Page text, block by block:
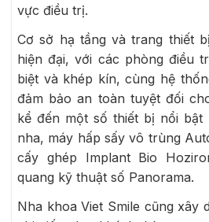
vực điều trị.
Cơ sở hạ tầng và trang thiết
hiện đại, với các phòng điều
biệt và khép kín, cùng hệ
đảm bảo an toàn tuyệt đối
kể đến một số thiết bị nổi
nha, máy hấp sấy vô trùng
cấy ghép Implant Bio
quang kỹ thuật số Panorama.
Nha khoa Viet Smile cũng xây